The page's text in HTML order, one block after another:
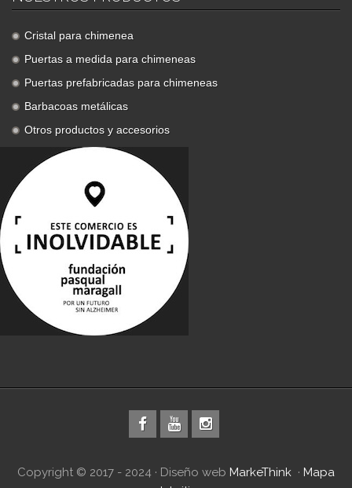
Cristal para chimenea
Puertas a medida para chimeneas
Puertas prefabricadas para chimeneas
Barbacoas metálicas
Otros productos y accesorios
Copyright © 2017 - 2024 · Diseño web MarkeThink · Mapa